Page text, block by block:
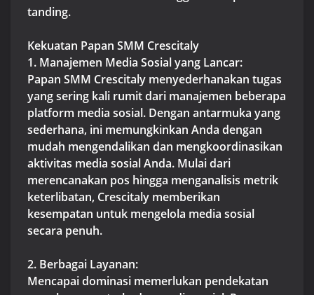
tanding.
Kekuatan Papan SMM Crescitaly
1. Manajemen Media Sosial yang Lancar:
Papan SMM Crescitaly menyederhanakan tugas
yang sering kali rumit dari manajemen beberapa
platform media sosial. Dengan antarmuka yang
sederhana, ini memungkinkan Anda dengan
mudah mengendalikan dan mengkoordinasikan
aktivitas media sosial Anda. Mulai dari
merencanakan pos hingga menganalisis metrik
keterlibatan, Crescitaly memberikan
kesempatan untuk mengelola media sosial
secara penuh.
2. Berbagai Layanan:
Mencapai dominasi memerlukan pendekatan